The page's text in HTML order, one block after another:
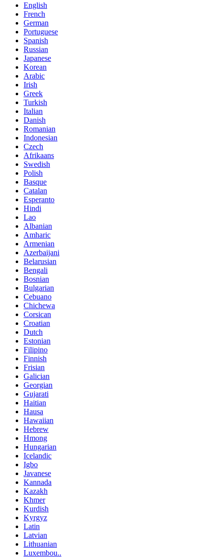
English
French
German
Portuguese
Spanish
Russian
Japanese
Korean
Arabic
Irish
Greek
Turkish
Italian
Danish
Romanian
Indonesian
Czech
Afrikaans
Swedish
Polish
Basque
Catalan
Esperanto
Hindi
Lao
Albanian
Amharic
Armenian
Azerbaijani
Belarusian
Bengali
Bosnian
Bulgarian
Cebuano
Chichewa
Corsican
Croatian
Dutch
Estonian
Filipino
Finnish
Frisian
Galician
Georgian
Gujarati
Haitian
Hausa
Hawaiian
Hebrew
Hmong
Hungarian
Icelandic
Igbo
Javanese
Kannada
Kazakh
Khmer
Kurdish
Kyrgyz
Latin
Latvian
Lithuanian
Luxembou..